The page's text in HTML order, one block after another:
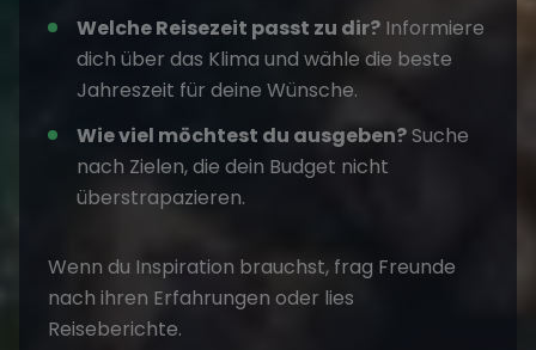
Welche Reisezeit passt zu dir? Informiere
dich über das Klima und wähle die beste
Jahreszeit für deine Wünsche.
Wie viel möchtest du ausgeben?Suche
nach Zielen, die dein Budget nicht
überstrapazieren.
Wenn du Inspiration brauchst, frag Freunde
nach ihren Erfahrungen oder lies
Reiseberichte.